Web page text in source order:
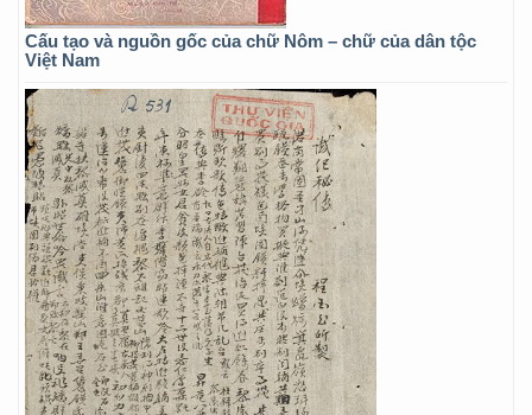
Cấu tạo và nguồn gốc của chữ Nôm – chữ của dân tộc
Việt Nam